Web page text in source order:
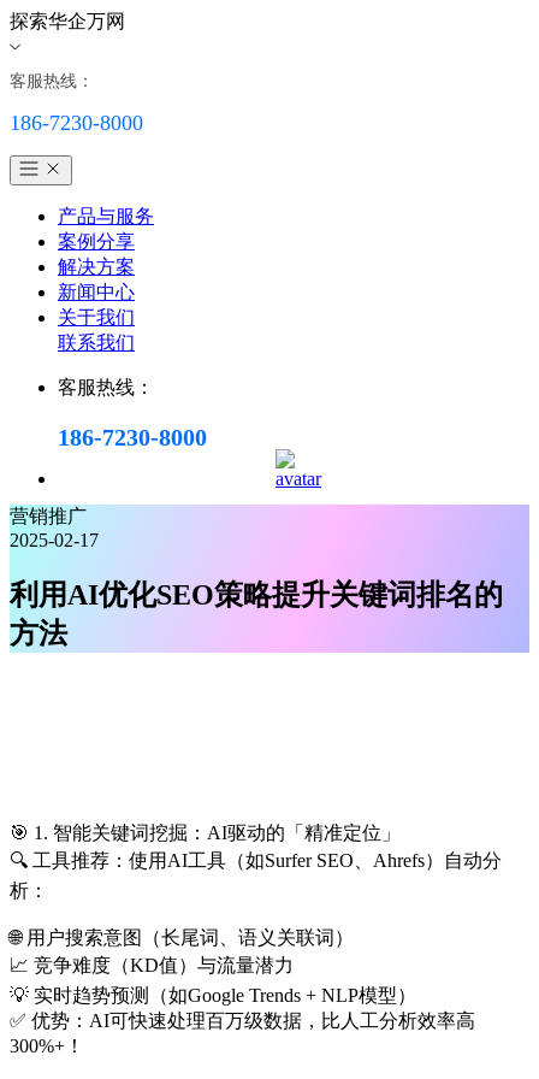
探索华企万网
客服热线：
186-7230-8000
产品与服务
案例分享
解决方案
新闻中心
关于我们
联系我们
客服热线：
186-7230-8000
营销推广
2025-02-17
利用AI优化SEO策略提升关键词排名的
方法
🎯 1. 智能关键词挖掘：AI驱动的「精准定位」
🔍 工具推荐：使用AI工具（如Surfer SEO、Ahrefs）自动分
析：
🌐 用户搜索意图（长尾词、语义关联词）
📈 竞争难度（KD值）与流量潜力
💡 实时趋势预测（如Google Trends + NLP模型）
✅ 优势：AI可快速处理百万级数据，比人工分析效率高
300%+！